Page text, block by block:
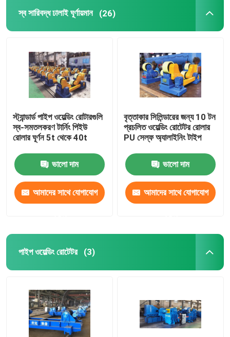
পাইপ ওয়েল্ডিং পজিশনার
স্ব সারিবদ্ধ ঢালাই ঘূর্ণায়মান (26)
স্ট্যান্ডার্ড পাইপ ওয়েল্ডিং রোটারগুলি
স্ব-সমতলকরণ টার্নিং পিইউ
রোলার ঘূর্ণন 5t থেকে 40t
ভালো দাম
আমাদের সাথে যোগাযোগ
বৃত্তাকার সিলিন্ডারের জন্য 10 টন
প্রচলিত ওয়েল্ডিং রোটেটর রোলার
PU সেল্ফ অ্যালাইনিং টাইপ
ভালো দাম
আমাদের সাথে যোগাযোগ
পাইপ ওয়েল্ডিং রোটেটর (3)